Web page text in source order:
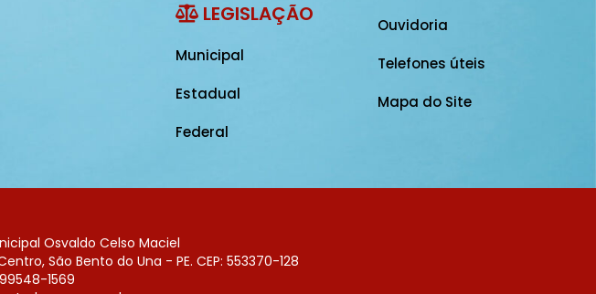
LEGISLAÇÃO
Municipal
Estadual
Federal
Ouvidoria
Telefones úteis
Mapa do Site
Osvaldo Celso Maciel
São Bento do Una - PE. CEP: 553370-128
99548-1569